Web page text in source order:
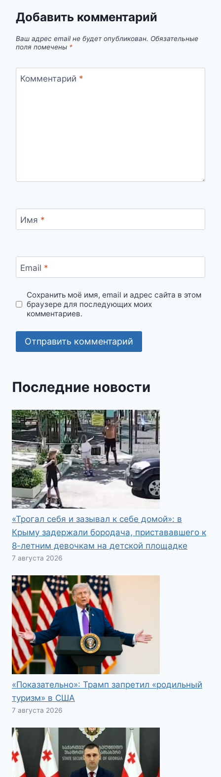
Добавить комментарий
Ваш адрес email не будет опубликован. Обязательные
поля помечены *
Комментарий *
Имя *
Email *
Сохранить моё имя, email и адрес сайта в этом
браузере для последующих моих
комментариев.
Последние новости
«Трогал себя и зазывал к себе домой»: в
Крыму задержали бородача, пристававшего к
8-летним девочкам на детской площадке
7 августа 2026
«Показательно»: Трамп запретил «родильный
туризм» в США
7 августа 2026